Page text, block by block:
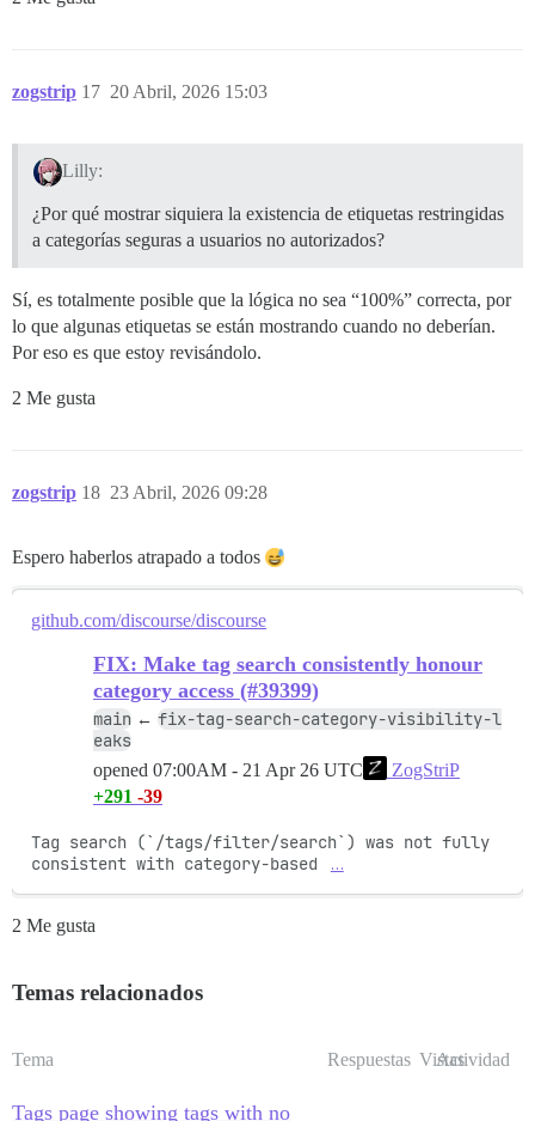
zogstrip 20 Abril, 2026 15:03
17
Lilly:
¿Por qué mostrar siquiera la existencia de etiquetas restringidas
a categorías seguras a usuarios no autorizados?
Sí, es totalmente posible que la lógica no sea “100%” correcta, por
lo que algunas etiquetas se están mostrando cuando no deberían.
Por eso es que estoy revisándolo.
2 Me gusta
zogstrip 23 Abril, 2026 09:28
18
Espero haberlos atrapado a todos
github.com/discourse/discourse
FIX: Make tag search consistently honour
category access (#39399)
main ← fix-tag-search-category-visibility-l
eaks
opened 07:00AM - 21 Apr 26 UTC
ZogStriP
+291 -39
Tag search (`/tags/filter/search`) was not fully
consistent with category-based
…
2 Me gusta
Temas relacionados
Tema Respuestas Vistas
Actividad
Tags page showing tags with no